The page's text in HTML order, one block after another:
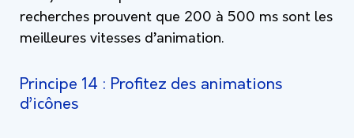
recherches prouvent que 200 à 500 ms sont les
meilleures vitesses d’animation.
Principe 14 : Profitez des animations
d’icônes